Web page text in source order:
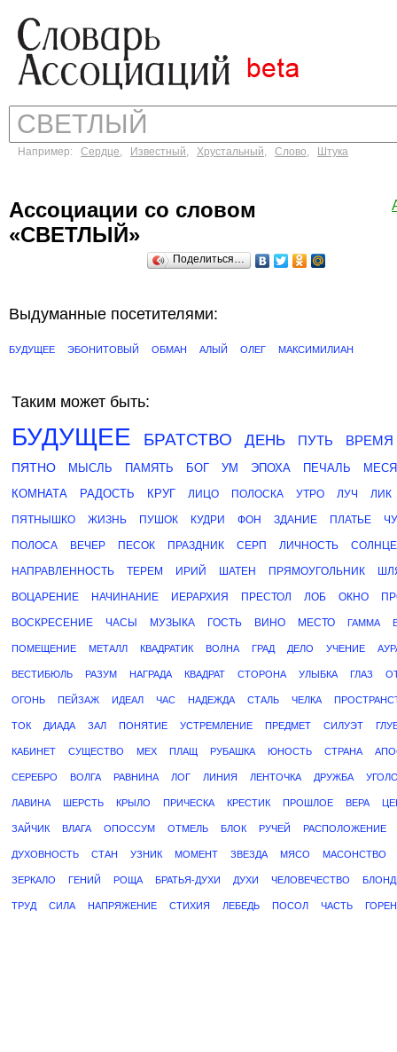
Например: Сердце, Известный, Хрустальный, Слово, Штука
Ассоциации со словом
«СВЕТЛЫЙ»
Поделиться…
Выдуманные посетителями:
БУДУЩЕЕ ЭБОНИТОВЫЙ ОБМАН АЛЫЙ ОЛЕГ МАКСИМИЛИАН
Таким может быть:
БУДУЩЕЕ БРАТСТВО ДЕНЬ ПУТЬ ВРЕМЯ
ПЯТНО МЫСЛЬ ПАМЯТЬ БОГ УМ ЭПОХА ПЕЧАЛЬ
КОМНАТА
РАДОСТЬ КРУГ ЛИЦО ПОЛОСКА УТРО ЛУЧ ЛИК
ПЯТНЫШКО ЖИЗНЬ ПУШОК КУДРИ ФОН ЗДАНИЕ ПЛАТЬЕ
ПОЛОСА ВЕЧЕР ПЕСОК ПРАЗДНИК СЕРП ЛИЧНОСТЬ СОЛНЦЕ
НАПРАВЛЕННОСТЬ ТЕРЕМ ИРИЙ ШАТЕН ПРЯМОУГОЛЬНИК
ВОЦАРЕНИЕ НАЧИНАНИЕ ИЕРАРХИЯ ПРЕСТОЛ ЛОБ ОКНО
ВОСКРЕСЕНИЕ ЧАСЫ МУЗЫКА ГОСТЬ ВИНО МЕСТО ГАММА
ПОМЕЩЕНИЕ МЕТАЛЛ КВАДРАТИК ВОЛНА ГРАД ДЕЛО УЧЕНИЕ
ВЕСТИБЮЛЬ РАЗУМ НАГРАДА КВАДРАТ СТОРОНА УЛЫБКА ГЛАЗ
ОГОНЬ ПЕЙЗАЖ ИДЕАЛ ЧАС НАДЕЖДА СТАЛЬ ЧЕЛКА
ТОК ДИАДА ЗАЛ ПОНЯТИЕ УСТРЕМЛЕНИЕ ПРЕДМЕТ СИЛУЭТ
КАБИНЕТ СУЩЕСТВО МЕХ ПЛАЩ РУБАШКА ЮНОСТЬ СТРАНА
СЕРЕБРО ВОЛГА РАВНИНА ЛОГ ЛИНИЯ ЛЕНТОЧКА ДРУЖБА
ЛАВИНА ШЕРСТЬ КРЫЛО ПРИЧЕСКА КРЕСТИК ПРОШЛОЕ ВЕРА
ЗАЙЧИК ВЛАГА ОПОССУМ ОТМЕЛЬ БЛОК РУЧЕЙ РАСПОЛОЖЕНИЕ
ДУХОВНОСТЬ СТАН УЗНИК МОМЕНТ ЗВЕЗДА МЯСО МАСОНСТВО
ЗЕРКАЛО ГЕНИЙ РОЩА БРАТЬЯ-ДУХИ ДУХИ ЧЕЛОВЕЧЕСТВО
ТРУД СИЛА НАПРЯЖЕНИЕ СТИХИЯ ЛЕБЕДЬ ПОСОЛ ЧАСТЬ